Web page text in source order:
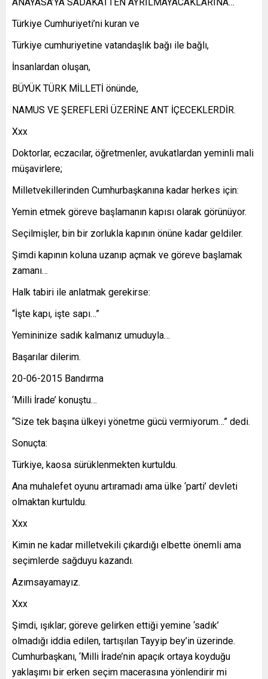
Türkiye Cumhuriyeti’ni kuran ve
Türkiye cumhuriyetine vatandaşlık bağı ile bağlı,
İnsanlardan oluşan,
BÜYÜK TÜRK MİLLETİ önünde,
NAMUS VE ŞEREFLERİ ÜZERİNE ANT İÇECEKLERDİR.
Xxx
Doktorlar, eczacılar, öğretmenler, avukatlardan yeminli mali
müşavirlere;
Milletvekillerinden Cumhurbaşkanına kadar herkes için:
Yemin etmek göreve başlamanın kapısı olarak görünüyor.
Seçilmişler, bin bir zorlukla kapının önüne kadar geldiler.
Şimdi kapının koluna uzanıp açmak ve göreve başlamak
zamanı…
Halk tabiri ile anlatmak gerekirse:
“İşte kapı, işte sapı…”
Yemininize sadık kalmanız umuduyla…
Başarılar dilerim.
20-06-2015 Bandırma
‘Milli İrade’ konuştu…
“Size tek başına ülkeyi yönetme gücü vermiyorum…” dedi.
Sonuçta:
Türkiye, kaosa sürüklenmekten kurtuldu.
Ana muhalefet oyunu artıramadı ama ülke ‘parti’ devleti
olmaktan kurtuldu.
Xxx
Kimin ne kadar milletvekili çıkardığı elbette önemli ama
seçimlerde sağduyu kazandı.
Azımsayamayız.
Xxx
Şimdi, ışıklar; göreve gelirken ettiği yemine ‘sadık’
olmadığı iddia edilen, tartışılan Tayyip bey’in üzerinde.
Cumhurbaşkanı, ‘Milli İrade’nin apaçık ortaya koyduğu
yaklaşımı bir erken seçim macerasına yönlendirir mi